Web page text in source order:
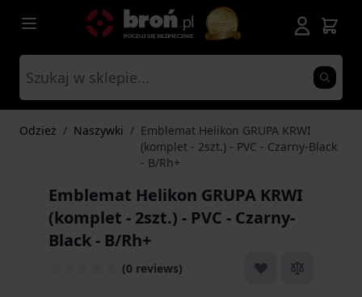
Przejdź do treści
Odzież / Naszywki / Emblemat Helikon GRUPA KRWI
(komplet - 2szt.) - PVC - Czarny-Black
- B/Rh+
Emblemat Helikon GRUPA KRWI
(komplet - 2szt.) - PVC - Czarny-
Black - B/Rh+
(0 reviews)